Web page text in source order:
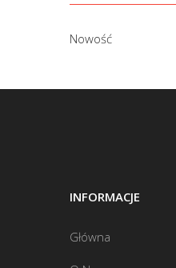
Nowość
INFORMACJE
Główna